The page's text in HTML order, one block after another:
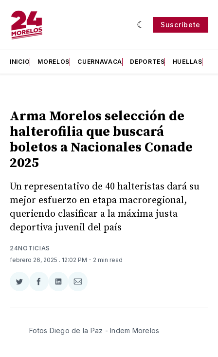
Suscríbete
INICIO MORELOS CUERNAVACA DEPORTES HUELLAS
Arma Morelos selección de
halterofilia que buscará
boletos a Nacionales Conade
2025
Un representativo de 40 halteristas dará su
mejor esfuerzo en etapa macroregional,
queriendo clasificar a la máxima justa
deportiva juvenil del país
24NOTICIAS
febrero 26, 2025 . 12:02 PM - 2 min read
Compartir
Twitter
Compartir
Facebook
Compartir
LinkedIn
Compartir
Email
Fotos Diego de la Paz - Indem Morelos